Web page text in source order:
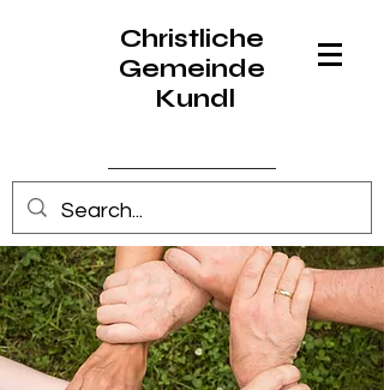
Christliche
Gemeinde
Kundl
Anmelden